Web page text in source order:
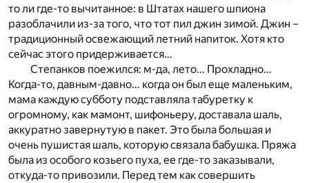
то ли где-то вычитанное: в Штатах нашего шпиона
разоблачили из-за того, что тот пил джин зимой. Джин –
традиционный освежающий летний напиток. Хотя кто
сейчас этого придерживается…
Степанков поежился: м-да, лето… Прохладно…
Когда-то, давным-давно… когда он был еще маленьким,
мама каждую субботу подставляла табуретку к
огромному, как мамонт, шифоньеру, доставала шаль,
аккуратно завернутую в пакет. Это была большая и
очень пушистая шаль, которую связала бабушка. Пряжа
была из особого козьего пуха, ее где-то заказывали,
откуда-то привозили. Перед тем как совершить